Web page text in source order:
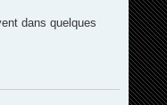
dans quelques